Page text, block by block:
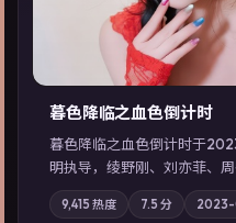
暮色降临之血色倒计时
暮色降临之血色倒计时于
明执导，绫野刚、刘亦菲、
轴，边境小镇的平静被一封
域气质；站内亦可通过「国
9,415 热度 7.5 分 2023-